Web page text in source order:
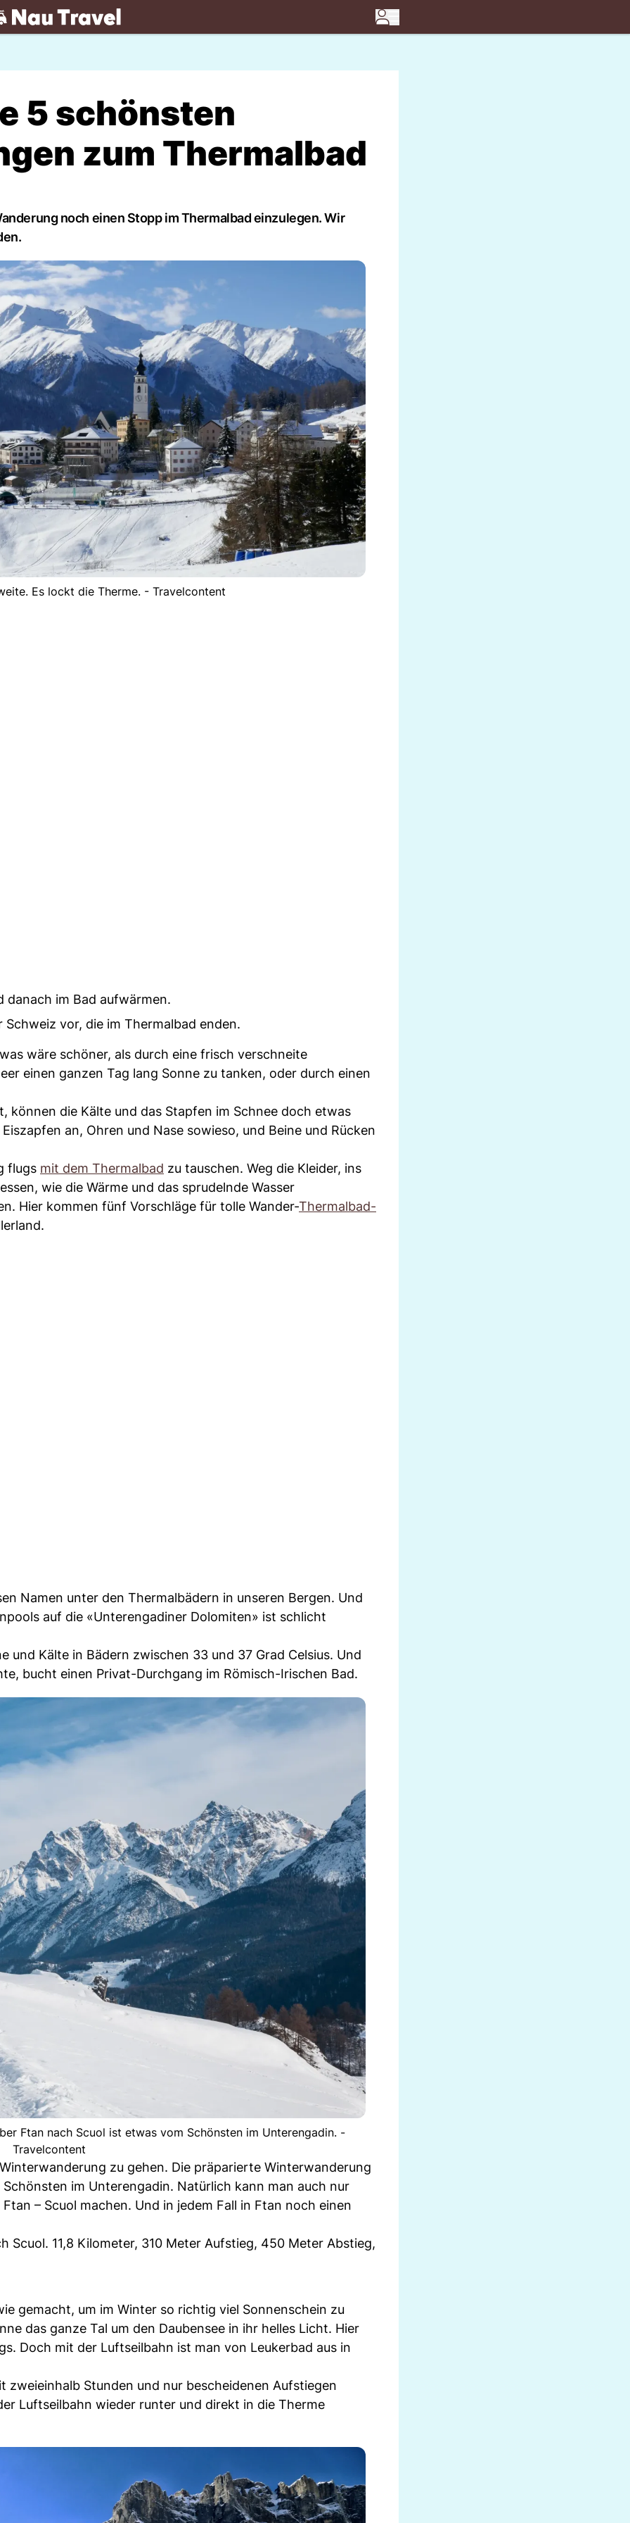
5 schönsten
zum Thermalbad
noch einen Stopp im Thermalbad einzulegen. Wir
Es lockt die Therme. - Travelcontent
danach im Bad aufwärmen.
vor, die im Thermalbad enden.
wäre schöner, als durch eine frisch verschneite
einen ganzen Tag lang Sonne zu tanken, oder durch einen
können die Kälte und das Stapfen im Schnee doch etwas
an, Ohren und Nase sowieso, und Beine und Rücken
flugs mit dem Thermalbad zu tauschen. Weg die Kleider, ins
wie die Wärme und das sprudelnde Wasser
Hier kommen fünf Vorschläge für tolle Wander-Thermalbad-
Namen unter den Thermalbädern in unseren Bergen. Und
auf die «Unterengadiner Dolomiten» ist schlicht
und Kälte in Bädern zwischen 33 und 37 Grad Celsius. Und
bucht einen Privat-Durchgang im Römisch-Irischen Bad.
Ftan nach Scuol ist etwas vom Schönsten im Unterengadin. -
Travelcontent
zu gehen. Die präparierte Winterwanderung
im Unterengadin. Natürlich kann man auch nur
– Scuol machen. Und in jedem Fall in Ftan noch einen
Scuol. 11,8 Kilometer, 310 Meter Aufstieg, 450 Meter Abstieg,
gemacht, um im Winter so richtig viel Sonnenschein zu
das ganze Tal um den Daubensee in ihr helles Licht. Hier
Doch mit der Luftseilbahn ist man von Leukerbad aus in
zweieinhalb Stunden und nur bescheidenen Aufstiegen
Luftseilbahn wieder runter und direkt in die Therme